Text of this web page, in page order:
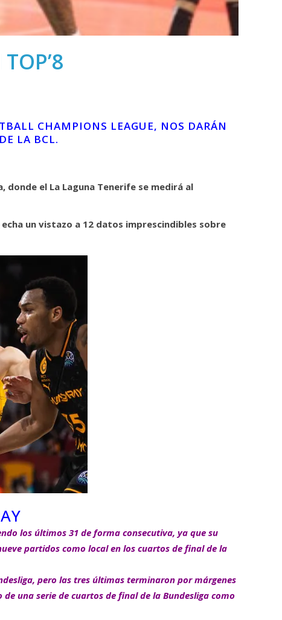
CHAMPIONS LEAGUE, NOS DARÁN
LA BCL.
donde el La Laguna Tenerife se medirá al
un vistazo a 12 datos imprescindibles sobre
los últimos 31 de forma consecutiva, ya que su
partidos como local en los cuartos de final de la
pero las tres últimas terminaron por márgenes
una serie de cuartos de final de la Bundesliga como